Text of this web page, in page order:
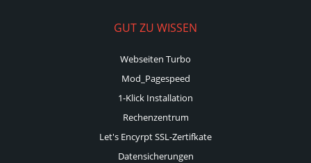
GUT ZU WISSEN
Webseiten Turbo
Mod_Pagespeed
1-Klick Installation
Rechenzentrum
Let's Encyrpt SSL-Zertifkate
Datensicherungen